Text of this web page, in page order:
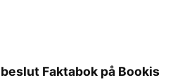
Faktabok på Bookis